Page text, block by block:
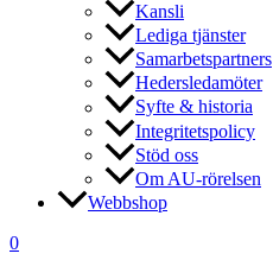
Kansli
Lediga tjänster
Samarbetspartners
Hedersledamöter
Syfte & historia
Integritetspolicy
Stöd oss
Om AU-rörelsen
Webbshop
0